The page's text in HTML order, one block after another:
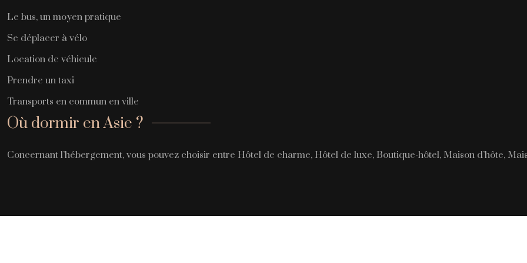
Le bus, un moyen pratique
Se déplacer à vélo
Location de véhicule
Prendre un taxi
Transports en commun en ville
Où dormir en Asie ?
Concernant l’hébergement, vous pouvez choisir entre Hôtel de charme, Hôtel de luxe, Boutique-hôtel, Maison d’hôte,